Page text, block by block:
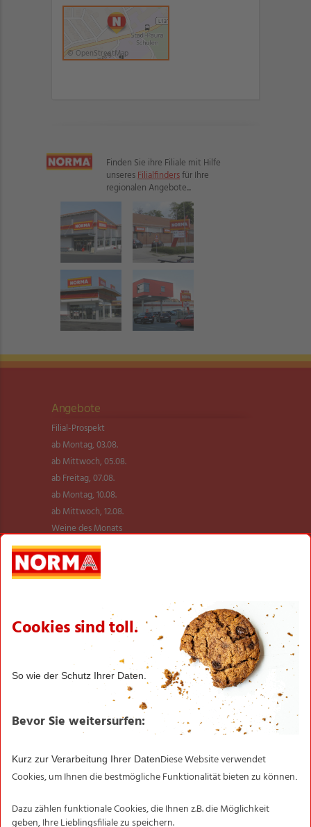
© OpenStreetMap
Finden Sie ihre Filiale mit Hilfe
unseresFilialfindersfür Ihre
regionalen Angebote...
Angebote
Filial-Prospekt
ab Montag, 03.08.
ab Mittwoch, 05.08.
ab Freitag, 07.08.
ab Montag, 10.08.
ab Mittwoch, 12.08.
Weine des Monats
Billiger ab 03.08.
Billiger ab 10.08.
NEU im Sortiment
Transparente Fischerei
NORMA Qualität im Test
BIO SONNE
Newsletter ✉
Informationen
Transparente Fischerei